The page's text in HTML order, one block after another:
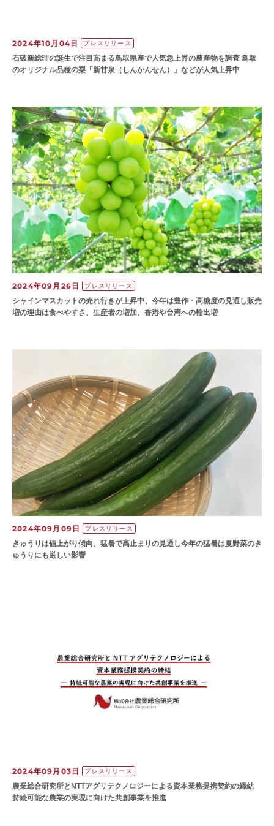
2024年10月04日 プレスリリース
石破新総理の誕生で注目高まる鳥取県産で人気急上昇の農産物を調査 鳥取
のオリジナル品種の梨「新甘泉（しんかんせん）」などが人気上昇中
2024年09月26日 プレスリリース
シャインマスカットの売れ行きが上昇中、今年は豊作・高糖度の見通し販売
増の理由は食べやすさ、生産者の増加、香港や台湾への輸出増
2024年09月09日 プレスリリース
きゅうりは値上がり傾向、猛暑で高止まりの見通し今年の猛暑は夏野菜のき
ゅうりにも厳しい影響
2024年09月03日 プレスリリース
農業総合研究所とNTTアグリテクノロジーによる資本業務提携契約の締結
持続可能な農業の実現に向けた共創事業を推進